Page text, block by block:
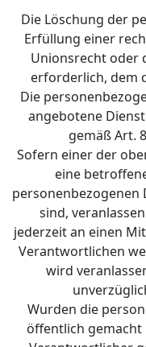
Die Löschung der
Erfüllung einer
Unionsrecht oder
erforderlich, dem
Die
angebotene
gemäß Art.
Sofern einer der
eine
personenbezogenen
sind,
jederzeit an einen
Verantwortlichen
wird
Wurden die
öffentlich